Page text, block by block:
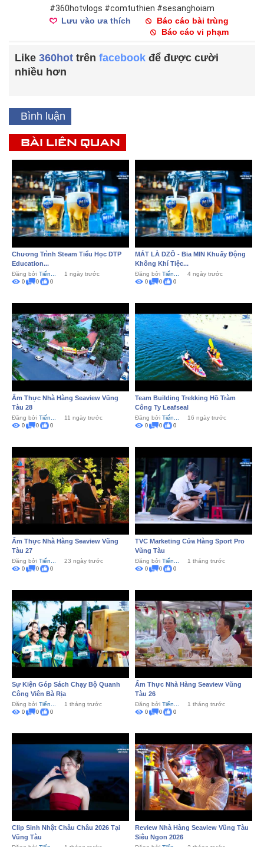
#360hotvlogs #comtuthien #sesanghoiam
Lưu vào ưa thích
Báo cáo bài trùng
Báo cáo vi phạm
Like 360hot trên facebook để được cười
nhiều hơn
Bình luận
BÀI LIÊN QUAN
Chương Trình Steam Tiểu Học DTP
Education...
Đăng bởi Tiến... 1 ngày trước
0 0 0
MÁT LÀ DZÔ - Bia MIN Khuấy Động
Không Khí Tiệc...
Đăng bởi Tiến... 4 ngày trước
0 0 0
Ẩm Thực Nhà Hàng Seaview Vũng
Tàu 28
Đăng bởi Tiến... 11 ngày trước
0 0 0
Team Building Trekking Hồ Tràm
Công Ty Leafseal
Đăng bởi Tiến... 16 ngày trước
0 0 0
Ẩm Thực Nhà Hàng Seaview Vũng
Tàu 27
Đăng bởi Tiến... 23 ngày trước
0 0 0
TVC Marketing Cửa Hàng Sport Pro
Vũng Tàu
Đăng bởi Tiến... 1 tháng trước
0 0 0
Sự Kiện Góp Sách Chạy Bộ Quanh
Công Viên Bà Rịa
Đăng bởi Tiến... 1 tháng trước
0 0 0
Ẩm Thực Nhà Hàng Seaview Vũng
Tàu 26
Đăng bởi Tiến... 1 tháng trước
0 0 0
Clip Sinh Nhật Châu Châu 2026 Tại
Vũng Tàu
Review Nhà Hàng Seaview Vũng Tàu
Siêu Ngon 2026